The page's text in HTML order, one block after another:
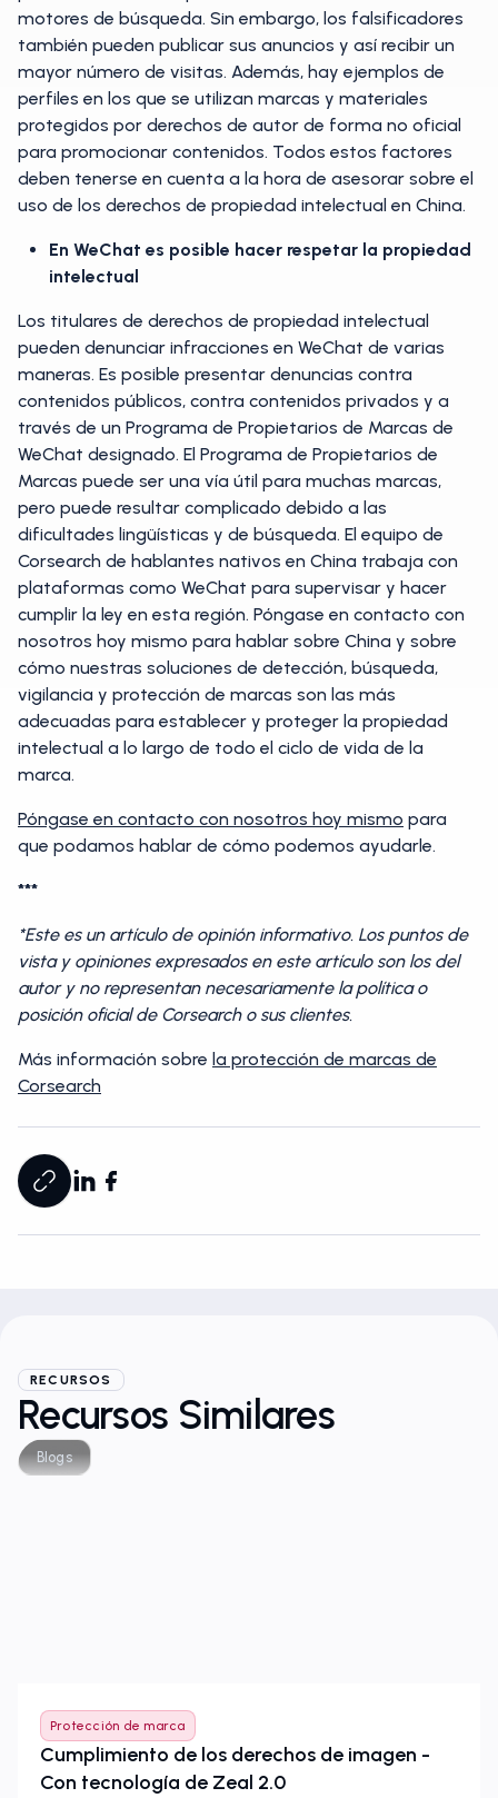
motores de búsqueda. Sin embargo, los falsificadores
también pueden publicar sus anuncios y así recibir un
mayor número de visitas. Además, hay ejemplos de
perfiles en los que se utilizan marcas y materiales
protegidos por derechos de autor de forma no oficial
para promocionar contenidos. Todos estos factores
deben tenerse en cuenta a la hora de asesorar sobre el
uso de los derechos de propiedad intelectual en China.
En WeChat es posible hacer respetar la propiedad
intelectual
Los titulares de derechos de propiedad intelectual
pueden denunciar infracciones en WeChat de varias
maneras. Es posible presentar denuncias contra
contenidos públicos, contra contenidos privados y a
través de un Programa de Propietarios de Marcas de
WeChat designado. El Programa de Propietarios de
Marcas puede ser una vía útil para muchas marcas,
pero puede resultar complicado debido a las
dificultades lingüísticas y de búsqueda. El equipo de
Corsearch de hablantes nativos en China trabaja con
plataformas como WeChat para supervisar y hacer
cumplir la ley en esta región. Póngase en contacto con
nosotros hoy mismo para hablar sobre China y sobre
cómo nuestras soluciones de detección, búsqueda,
vigilancia y protección de marcas son las más
adecuadas para establecer y proteger la propiedad
intelectual a lo largo de todo el ciclo de vida de la
marca.
Póngase en contacto con nosotros hoy mismo para
que podamos hablar de cómo podemos ayudarle.
***
*Este es un artículo de opinión informativo. Los puntos de
vista y opiniones expresados en este artículo son los del
autor y no representan necesariamente la política o
posición oficial de Corsearch o sus clientes.
Más información sobre la protección de marcas de
Corsearch
RECURSOS
Recursos Similares
Blogs
Protección de marca
Cumplimiento de los derechos de imagen -
Con tecnología de Zeal 2.0